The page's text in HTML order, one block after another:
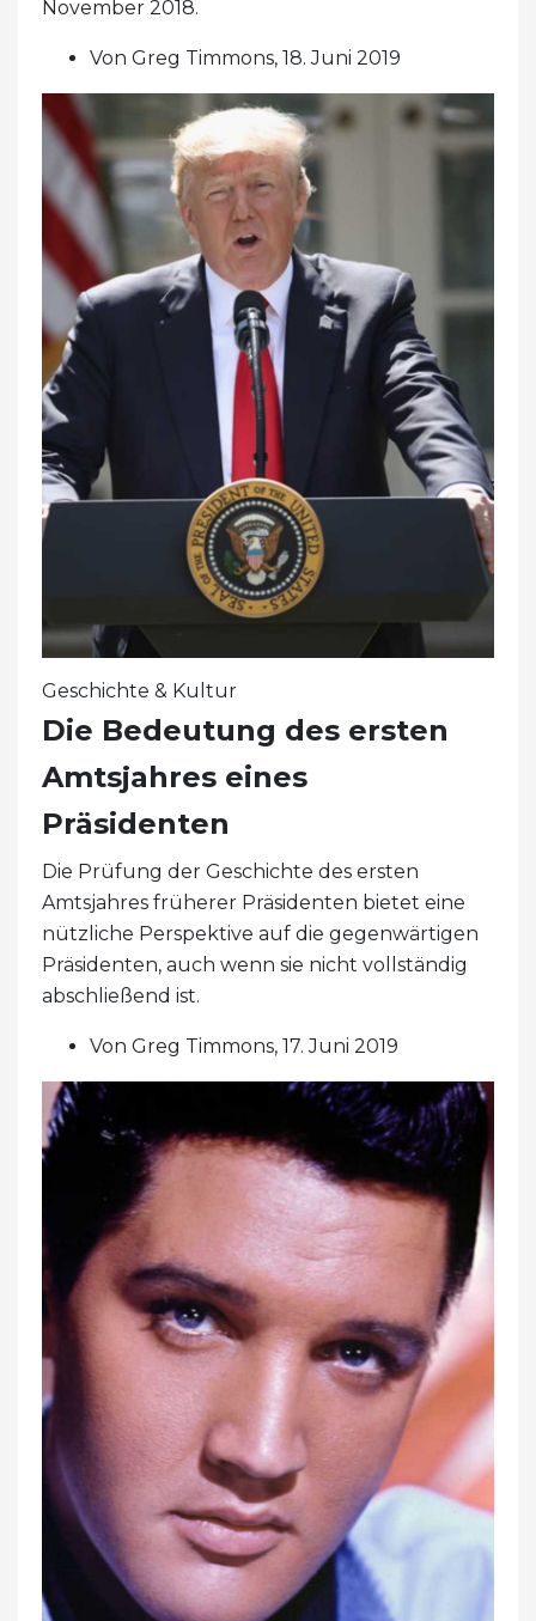
November 2018.
Von Greg Timmons, 18. Juni 2019
Geschichte & Kultur
Die Bedeutung des ersten
Amtsjahres eines
Präsidenten
Die Prüfung der Geschichte des ersten
Amtsjahres früherer Präsidenten bietet eine
nützliche Perspektive auf die gegenwärtigen
Präsidenten, auch wenn sie nicht vollständig
abschließend ist.
Von Greg Timmons, 17. Juni 2019